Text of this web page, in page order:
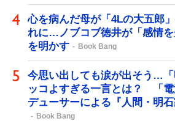
心を病んだ母が「4Lの大五郎
れに…ノブコブ徳井が「感情
を明かす
Book Bang
今思い出しても涙が出そう…
ッコよすぎる一言とは？ 「電
デューサーによる『人間・明
Book Bang